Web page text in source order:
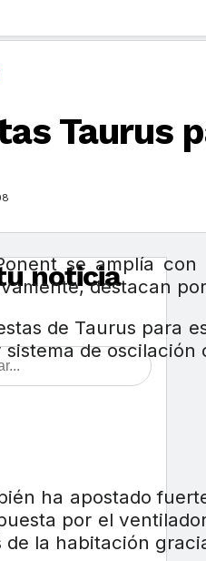
noticia
Taurus
se amplía
destacan
de Taurus para
de oscilación
ha apostado
por el
de la habitación